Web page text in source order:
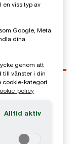
PwC Sverige
en viss typ av
Google, Meta
dina
genom att
till vänster i din
cookie-kategori
policy
Alltid aktiv